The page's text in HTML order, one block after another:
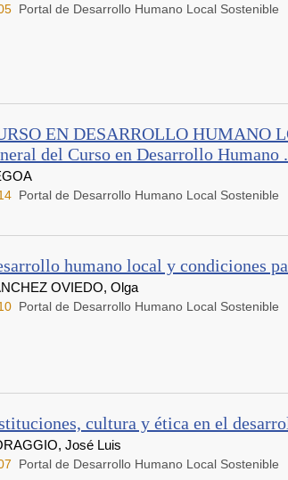
Portal de Desarrollo Humano Local Sostenible
EN DESARROLLO HUMANO
del Curso en Desarrollo Humano
Portal de Desarrollo Humano Local Sostenible
humano local y condiciones
OVIEDO, Olga
Portal de Desarrollo Humano Local Sostenible
cultura y ética en el
José Luis
Portal de Desarrollo Humano Local Sostenible